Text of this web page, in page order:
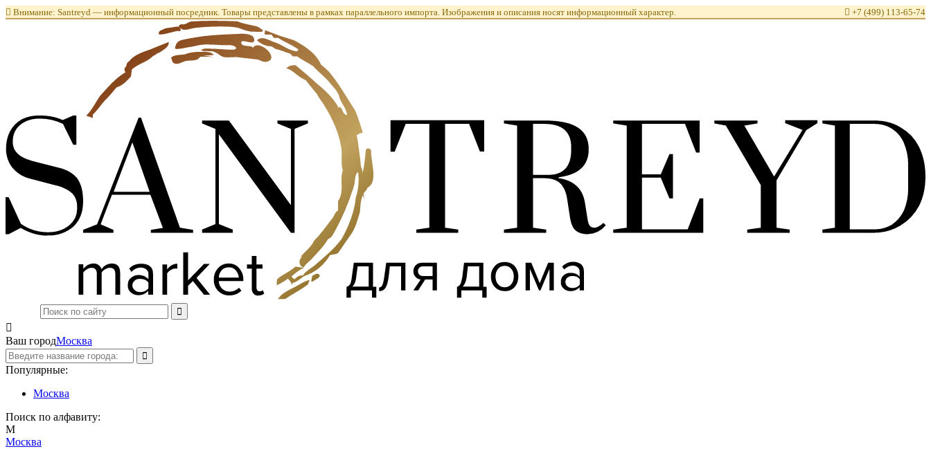
 Внимание: Santreyd — информационный посредник. Товары представлены в рамках параллельного импорта. Изображения и описания носят информационный характер.  +7 (499) 113-65-74

Ваш городМосква
Популярные:
Москва
Поиск по алфавиту:
М
Москва